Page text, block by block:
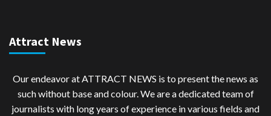
Attract News
Our endeavor at ATTRACT NEWS is to present the news as
such without base and colour. We are a dedicated team of
journalists with long years of experience in various fields and